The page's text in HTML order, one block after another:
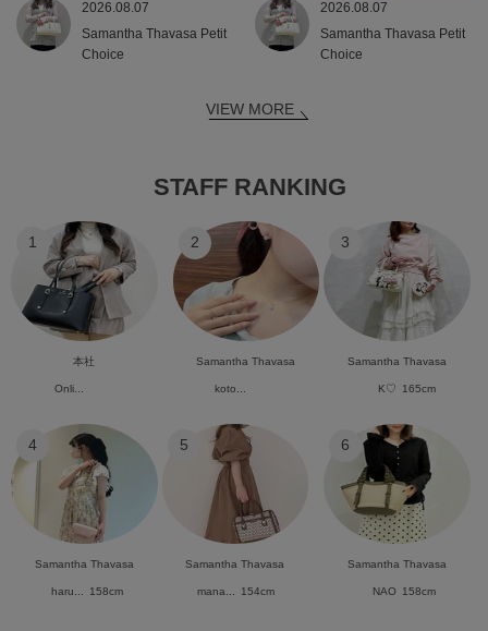
2026.08.07
Samantha Thavasa Petit
Choice
2026.08.07
Samantha Thavasa Petit
Choice
VIEW MORE
STAFF RANKING
1
本社
Onli...
2
Samantha Thavasa
koto...
3
Samantha Thavasa
K♡ 165cm
4
Samantha Thavasa
haru... 158cm
5
Samantha Thavasa
mana... 154cm
6
Samantha Thavasa
NAO 158cm